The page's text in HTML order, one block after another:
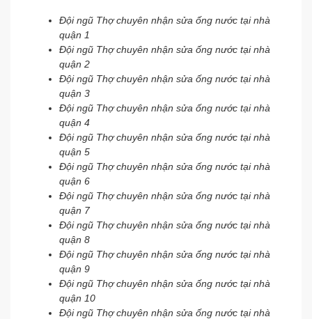
Đội ngũ Thợ chuyên nhận sửa ống nước tại nhà
quận 1
Đội ngũ Thợ chuyên nhận sửa ống nước tại nhà
quận 2
Đội ngũ Thợ chuyên nhận sửa ống nước tại nhà
quận 3
Đội ngũ Thợ chuyên nhận sửa ống nước tại nhà
quận 4
Đội ngũ Thợ chuyên nhận sửa ống nước tại nhà
quận 5
Đội ngũ Thợ chuyên nhận sửa ống nước tại nhà
quận 6
Đội ngũ Thợ chuyên nhận sửa ống nước tại nhà
quận 7
Đội ngũ Thợ chuyên nhận sửa ống nước tại nhà
quận 8
Đội ngũ Thợ chuyên nhận sửa ống nước tại nhà
quận 9
Đội ngũ Thợ chuyên nhận sửa ống nước tại nhà
quận 10
Đội ngũ Thợ chuyên nhận sửa ống nước tại nhà